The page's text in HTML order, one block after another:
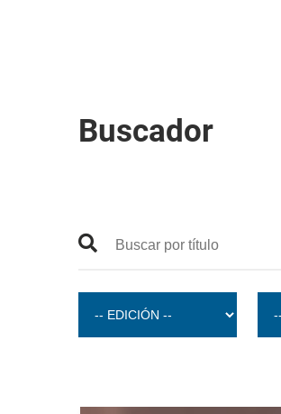
Buscador